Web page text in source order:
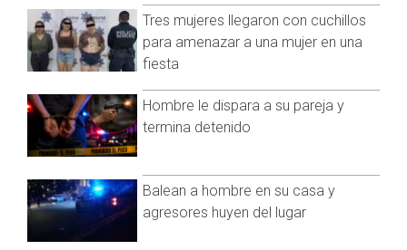
Cinco unidades de la Dirección Municipal de Protección Civil
también participaron en las labores, coordinando la
Tres mujeres llegaron con cuchillos
para amenazar a una mujer en una
fiesta
Hombre le dispara a su pareja y
termina detenido
Balean a hombre en su casa y
agresores huyen del lugar